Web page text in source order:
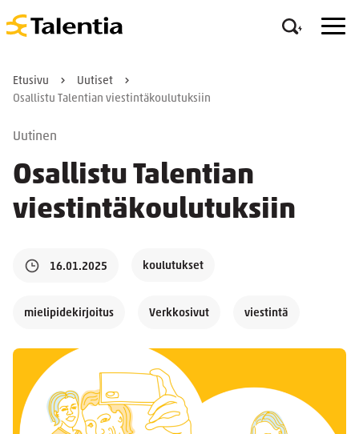
Etusivu
Uutiset
Osallistu Talentian viestintäkoulutuksiin
Uutinen
Osallistu Talentian
viestintäkoulutuksiin
16.01.2025 koulutukset
mielipidekirjoitus Verkkosivut viestintä